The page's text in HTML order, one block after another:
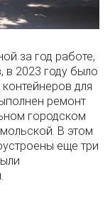
за год работе,
в 2023 году было
для
ремонт
городском
В этом
еще три